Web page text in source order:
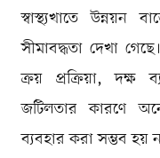
স্বাস্থ্যখাতে উন্নয়ন
সীমাবদ্ধতা দেখা
ক্রয় প্রক্রিয়া, দক্ষ
জটিলতার কারণে
ব্যবহার করা সম্ভব হয়